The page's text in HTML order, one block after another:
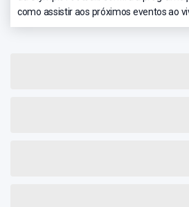
como assistir aos próximos eventos ao